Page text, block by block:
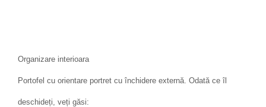
Organizare interioara
Portofel cu orientare portret cu închidere externă. Odată ce îl
deschideți, veți găsi: